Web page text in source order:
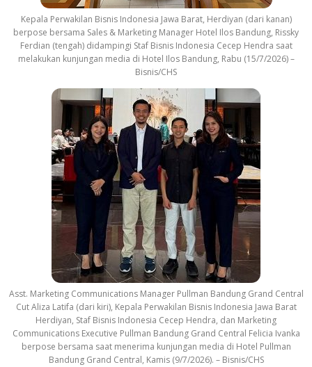
Kepala Perwakilan Bisnis Indonesia Jawa Barat, Herdiyan (dari kanan)
berpose bersama Sales & Marketing Manager Hotel Ilos Bandung, Rissky
Ferdian (tengah) didampingi Staf Bisnis Indonesia Cecep Hendra saat
melakukan kunjungan media di Hotel Ilos Bandung, Rabu (15/7/2026) –
Bisnis/CHS
Asst. Marketing Communications Manager Pullman Bandung Grand Central
Cut Aliza Latifa (dari kiri), Kepala Perwakilan Bisnis Indonesia Jawa Barat
Herdiyan, Staf Bisnis Indonesia Cecep Hendra, dan Marketing
Communications Executive Pullman Bandung Grand Central Felicia Ivanka
berpose bersama saat menerima kunjungan media di Hotel Pullman
Bandung Grand Central, Kamis (9/7/2026). – Bisnis/CHS